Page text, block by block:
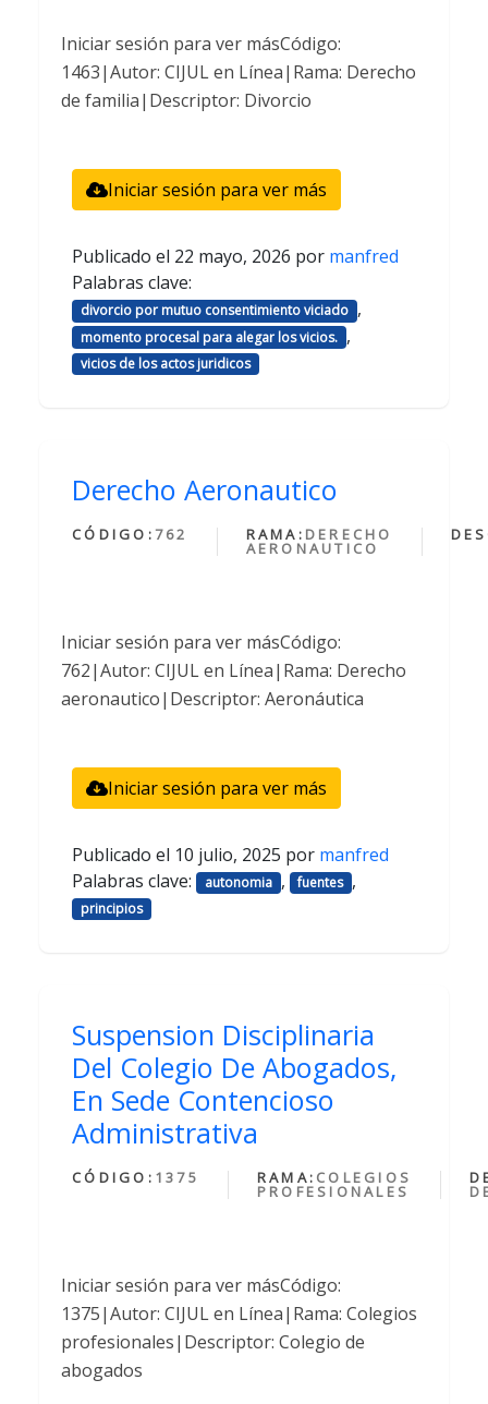
Iniciar sesión para ver másCódigo:
1463|Autor: CIJUL en Línea|Rama: Derecho
de familia|Descriptor: Divorcio
Iniciar sesión para ver más
Publicado el 22 mayo, 2026 por manfred
Palabras clave:
divorcio por mutuo consentimiento viciado ,
momento procesal para alegar los vicios. ,
vicios de los actos juridicos
Derecho Aeronautico
CÓDIGO: 762 RAMA: DERECHO
AERONAUTICO
Iniciar sesión para ver másCódigo:
762|Autor: CIJUL en Línea|Rama: Derecho
aeronautico|Descriptor: Aeronáutica
Iniciar sesión para ver más
Publicado el 10 julio, 2025 por manfred
Palabras clave:
autonomia , fuentes ,
principios
Suspension Disciplinaria
Del Colegio De Abogados,
En Sede Contencioso
Administrativa
CÓDIGO: 1375 RAMA: COLEGIOS
PROFESIONALES
Iniciar sesión para ver másCódigo:
1375|Autor: CIJUL en Línea|Rama: Colegios
profesionales|Descriptor: Colegio de
abogados